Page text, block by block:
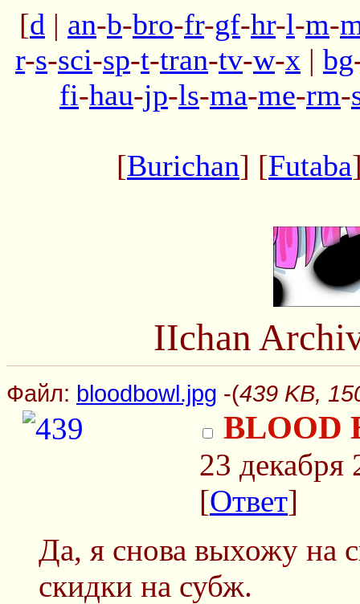
[d | an-b-bro-fr-gf-hr-l-m-
r-s-sci-sp-t-tran-tv-w-x | bg
fi-hau-jp-ls-ma-me-rm-
[Burichan] [Futaba
IIchan
Файл: bloodbowl.jpg -(439 KB,
BLOOD
23 декабря
[Ответ]
Да, я снова выхожу на
скидки на субж.